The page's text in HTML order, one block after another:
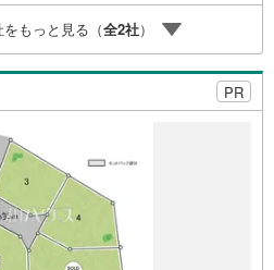
3.どんなに信用のある建築会社でも
ことは重要ですよね。弊社は特殊機
クションを実施します。
もっと見る（全2社）
PR